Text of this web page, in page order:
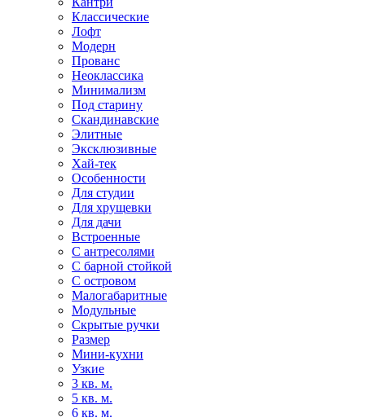
Классические
Лофт
Модерн
Прованс
Неоклассика
Минимализм
Под старину
Скандинавские
Элитные
Эксклюзивные
Хай-тек
Особенности
Для студии
Для хрущевки
Для дачи
Встроенные
С антресолями
С барной стойкой
С островом
Малогабаритные
Модульные
Скрытые ручки
Размер
Мини-кухни
Узкие
3 кв. м.
5 кв. м.
6 кв. м.